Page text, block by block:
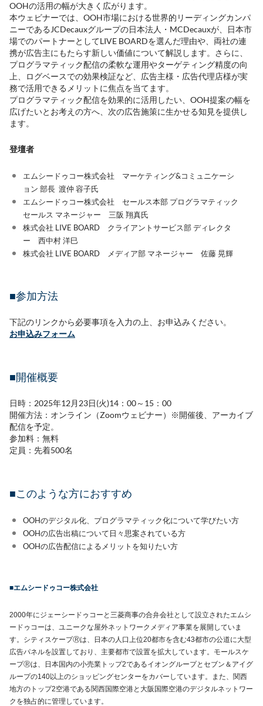
OOHの活用の幅が大きく広がります。
本ウェビナーでは、OOH市場における世界的リーディングカンパ
ニーであるJCDecauxグループの日本法人・MCDecauxが、日本市
場でのパートナーとしてLIVE BOARDを選んだ理由や、両社の連
携が広告主にもたらす新しい価値について解説します。さらに、
プログラマティック配信の柔軟な運用やターゲティング精度の向
上、ログベースでの効果検証など、広告主様・広告代理店様が実
務で活用できるメリットに焦点を当てます。
プログラマティック配信を効果的に活用したい、OOH提案の幅を
広げたいとお考えの方へ、次の広告施策に生かせる知見を提供し
ます。
登壇者
エムシードゥコー株式会社 マーケティング&コミュニケーシ
ョン 部長 渡仲 容子氏
エムシードゥコー株式会社 セールス本部 プログラマティック
セールス マネージャー 三阪 翔真氏
株式会社 LIVE BOARD クライアントサービス部 ディレクタ
ー 西中村 洋巳
株式会社 LIVE BOARD メディア部 マネージャー 佐藤 晃輝
■参加方法
下記のリンクから必要事項を入力の上、お申込みください。
お申込みフォーム
■開催概要
日時：2025年12月23日(火)14：00～15：00
開催方法：オンライン（Zoomウェビナー）※開催後、アーカイブ
配信を予定。
参加料：無料
定員：先着500名
■このような方におすすめ
OOHのデジタル化、プログラマティック化について学びたい方
OOHの広告出稿について日々思案されている方
OOHの広告配信によるメリットを知りたい方
■エムシードゥコー株式会社
2000年にジェーシードゥコーと三菱商事の合弁会社として設立されたエムシ
ードゥコーは、ユニークな屋外ネットワークメディア事業を展開していま
す。シティスケープⓇは、日本の人口上位20都市を含む43都市の公道に大型
広告パネルを設置しており、主要都市で設置を拡大しています。モールスケ
ープⓇは、日本国内の小売業トップ2であるイオングループとセブン＆アイグ
ループの140以上のショッピングセンターをカバーしています。また、関西
地方のトップ2空港である関西国際空港と大阪国際空港のデジタルネットワー
クを独占的に管理しています。